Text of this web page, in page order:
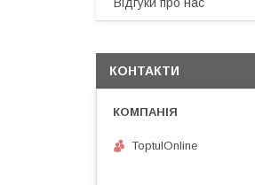
КОНТАКТИ
ToptulOnline